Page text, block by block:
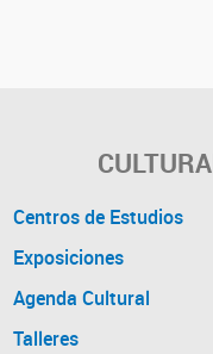
Centros de Estudios
Exposiciones
Agenda Cultural
Talleres